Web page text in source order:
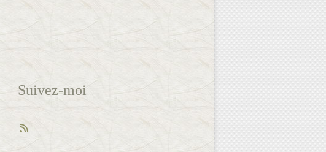
Suivez-moi